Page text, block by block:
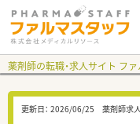
薬剤師の転職・求人サイト フ
更新日： 2026/06/25 薬剤師求人